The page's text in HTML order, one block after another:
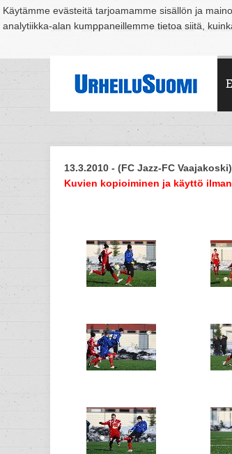
Käytämme evästeitä tarjoamamme sisällön ja
analytiikka-alan kumppaneillemme tietoa siitä,
Suomi Espoo Helsinki Hämeenlinna
13.3.2010 - (FC Jazz-FC
Kuvien kopioiminen ja käyttö